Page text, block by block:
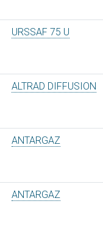
URSSAF 75 U
ALTRAD DIFFUSION
ANTARGAZ
ANTARGAZ